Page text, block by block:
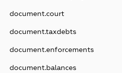
document.court
document.taxdebts
document.enforcements
document.balances